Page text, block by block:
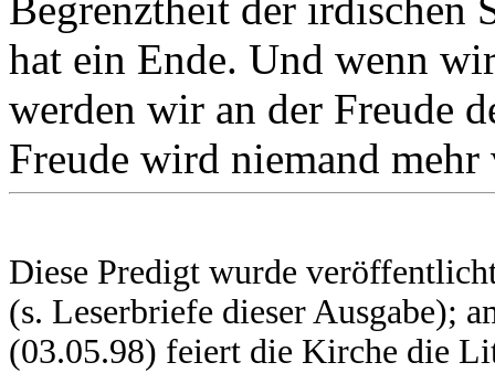
hat ein Ende. Und wenn
werden wir an der Freude
Freude wird niemand
Diese Predigt wurde
(s. Leserbriefe dieser Ausgabe);
(03.05.98) feiert die Kirche die